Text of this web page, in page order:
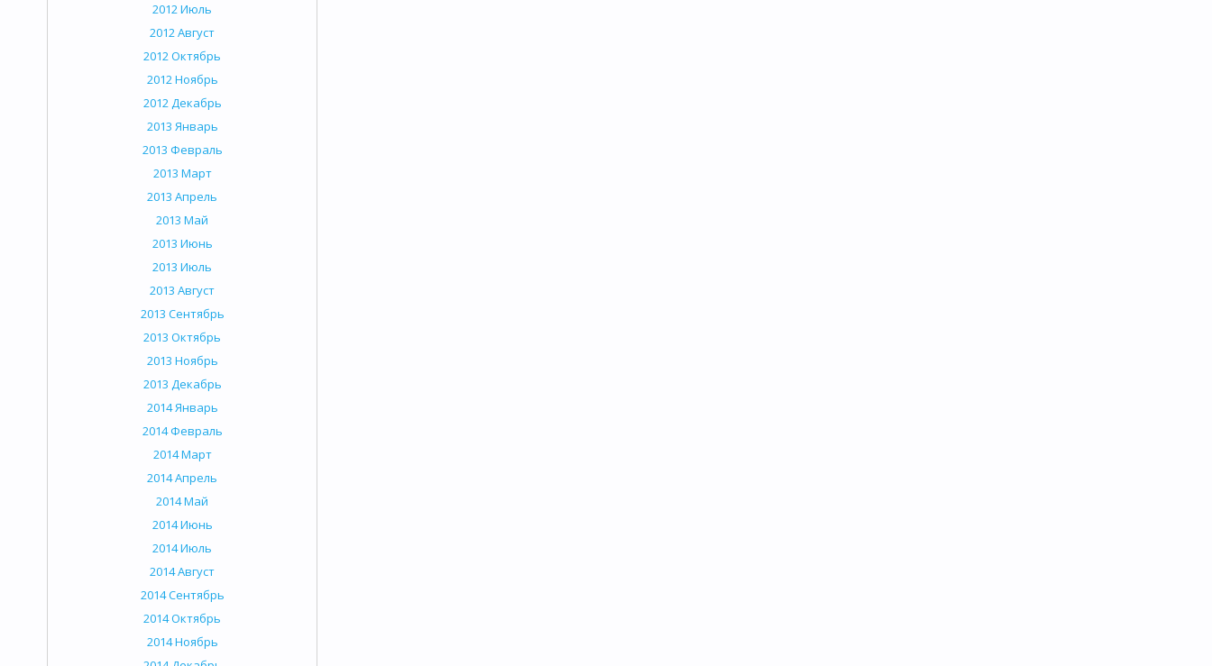
2012 Июль
2012 Август
2012 Октябрь
2012 Ноябрь
2012 Декабрь
2013 Январь
2013 Февраль
2013 Март
2013 Апрель
2013 Май
2013 Июнь
2013 Июль
2013 Август
2013 Сентябрь
2013 Октябрь
2013 Ноябрь
2013 Декабрь
2014 Январь
2014 Февраль
2014 Март
2014 Апрель
2014 Май
2014 Июнь
2014 Июль
2014 Август
2014 Сентябрь
2014 Октябрь
2014 Ноябрь